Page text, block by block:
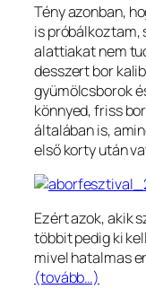
Tény azonban,
is próbálkoztam,
alattiakat nem
desszert bor
gyümölcsborok
könnyed, friss
általában is,
első korty után
Ezért azok, akik
többit pedig ki
mivel hatalmas
(tovább…)